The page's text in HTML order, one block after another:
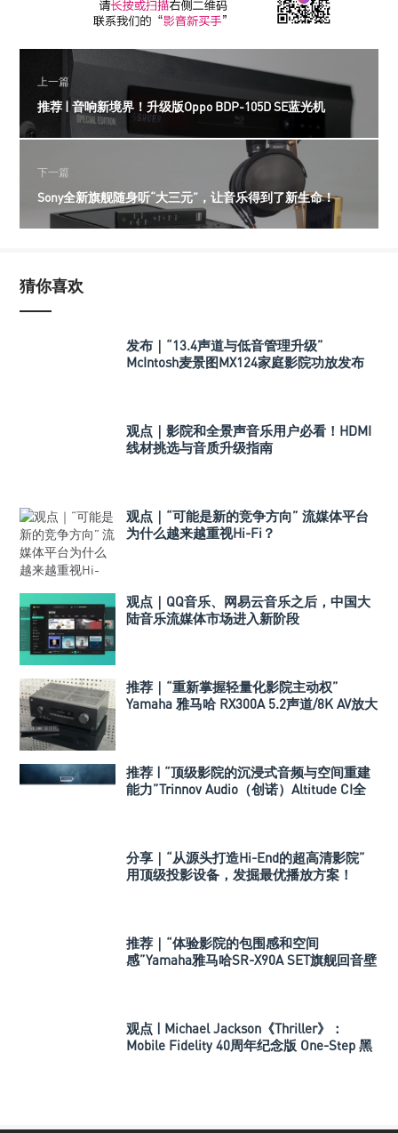
上一篇
推荐 | 音响新境界！升级版Oppo BDP-105D SE蓝光机
下一篇
Sony全新旗舰随身听“大三元”，让音乐得到了新生命！
猜你喜欢
发布｜“13.4声道与低音管理升级”
McIntosh麦景图MX124家庭影院功放发布
观点｜影院和全景声音乐用户必看！HDMI
线材挑选与音质升级指南
观点｜“可能是新的竞争方向” 流媒体平台
为什么越来越重视Hi-Fi？
观点｜QQ音乐、网易云音乐之后，中国大
陆音乐流媒体市场进入新阶段
推荐｜“重新掌握轻量化影院主动权”
Yamaha 雅马哈 RX300A 5.2声道/8K AV放大
推荐 | “顶级影院的沉浸式音频与空间重建
能力”Trinnov Audio（创诺）Altitude CI全
分享｜“从源头打造Hi-End的超高清影院”
用顶级投影设备，发掘最优播放方案！
推荐｜“体验影院的包围感和空间
感”Yamaha雅马哈SR-X90A SET旗舰回音壁
观点 | Michael Jackson《Thriller》：
Mobile Fidelity 40周年纪念版 One-Step 黑